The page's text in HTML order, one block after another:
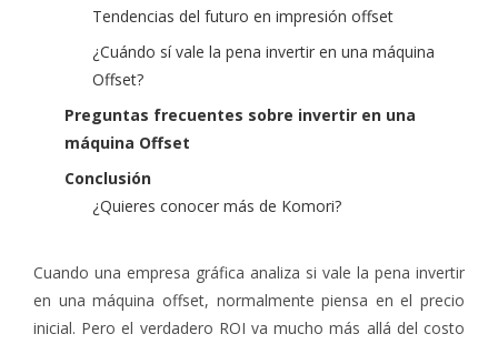
Tendencias del futuro en impresión offset
¿Cuándo sí vale la pena invertir en una máquina
Offset?
Preguntas frecuentes sobre invertir en una
máquina Offset
Conclusión
¿Quieres conocer más de Komori?
Cuando una empresa gráfica analiza si vale la pena invertir
en una máquina offset, normalmente piensa en el precio
inicial. Pero el verdadero ROI va mucho más allá del costo